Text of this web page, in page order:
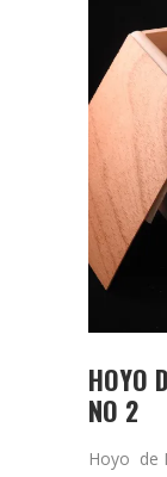
HOYO
NO 2
Hoyo de